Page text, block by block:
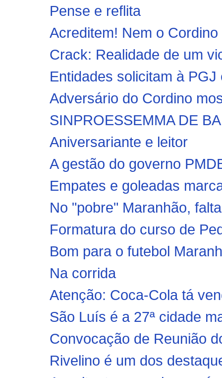
Pense e reflita
Acreditem! Nem o
Crack: Realidade de um
Entidades solicitam à
Adversário do Cordino
SINPROESSEMMA DE
Aniversariante e leitor
A gestão do governo
Empates e goleadas
No "pobre" Maranhão,
Formatura do curso de
Bom para o futebol
Na corrida
Atenção: Coca-Cola tá
São Luís é a 27ª cidade
Convocação de Reunião
Rivelino é um dos